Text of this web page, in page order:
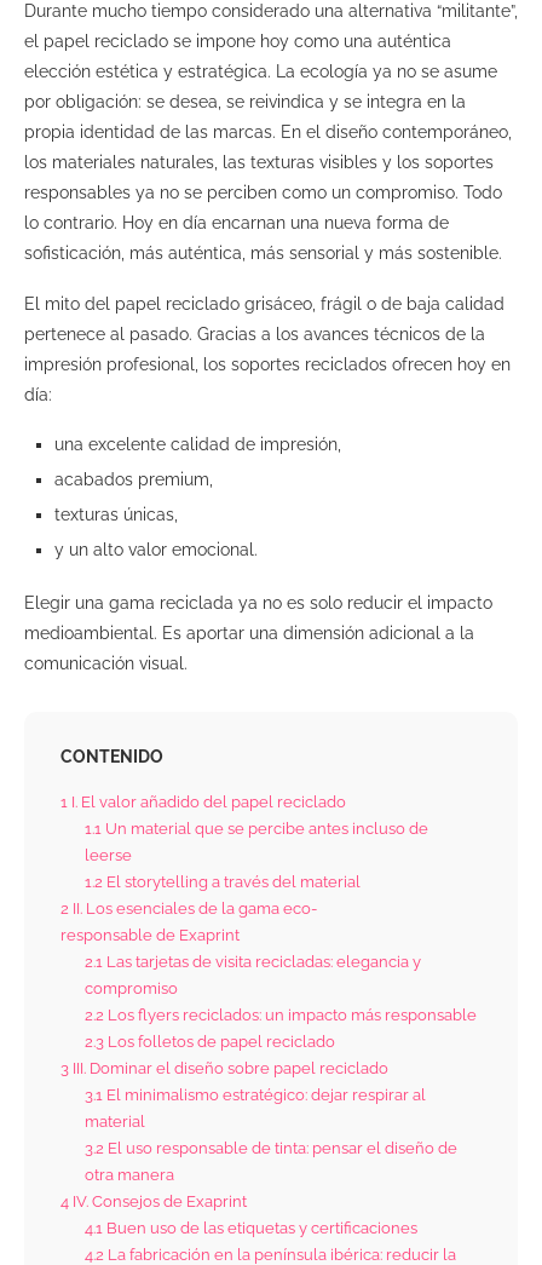
Durante mucho tiempo considerado una alternativa “militante”,
el papel reciclado se impone hoy como una auténtica
elección estética y estratégica. La ecología ya no se asume
por obligación: se desea, se reivindica y se integra en la
propia identidad de las marcas. En el diseño contemporáneo,
los materiales naturales, las texturas visibles y los soportes
responsables ya no se perciben como un compromiso. Todo
lo contrario. Hoy en día encarnan una nueva forma de
sofisticación, más auténtica, más sensorial y más sostenible.
El mito del papel reciclado grisáceo, frágil o de baja calidad
pertenece al pasado. Gracias a los avances técnicos de la
impresión profesional, los soportes reciclados ofrecen hoy en
día:
una excelente calidad de impresión,
acabados premium,
texturas únicas,
y un alto valor emocional.
Elegir una gama reciclada ya no es solo reducir el impacto
medioambiental. Es aportar una dimensión adicional a la
comunicación visual.
CONTENIDO
1 I. El valor añadido del papel reciclado
1.1 Un material que se percibe antes incluso de
leerse
1.2 El storytelling a través del material
2 II. Los esenciales de la gama eco-
responsable de Exaprint
2.1 Las tarjetas de visita recicladas: elegancia y
compromiso
2.2 Los flyers reciclados: un impacto más responsable
2.3 Los folletos de papel reciclado
3 III. Dominar el diseño sobre papel reciclado
3.1 El minimalismo estratégico: dejar respirar al
material
3.2 El uso responsable de tinta: pensar el diseño de
otra manera
4 IV. Consejos de Exaprint
4.1 Buen uso de las etiquetas y certificaciones
4.2 La fabricación en la península ibérica: reducir la